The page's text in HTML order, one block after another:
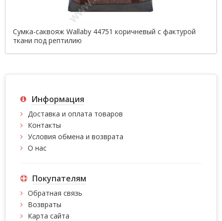
Сумка-саквояж Wallaby 44751 коричневый с фактурой
ткани под рептилию
Информация
Доставка и оплата товаров
Контакты
Условия обмена и возврата
О нас
Покупателям
Обратная связь
Возвраты
Карта сайта